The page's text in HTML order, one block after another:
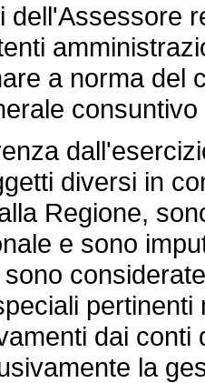
a norma del
diversi in
Regione,
e sono
dai
la